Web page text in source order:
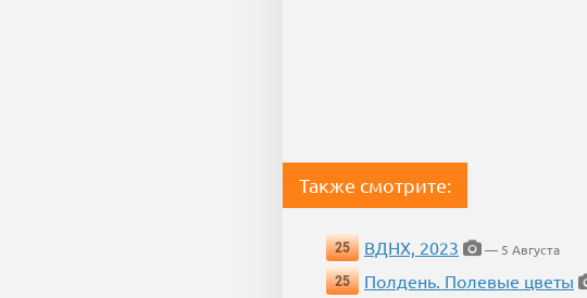
Также смотрите:
25 ВДНХ, 2023
— 5 Августа
25
Полдень. Полевые цветы